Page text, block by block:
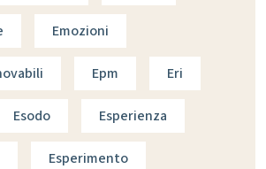
Emozioni
Epm Eri
Esodo Esperienza
Esperimento